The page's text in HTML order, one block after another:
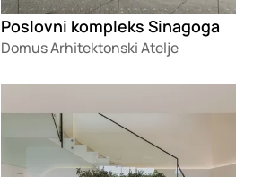
Poslovni kompleks Sinagoga
Domus Arhitektonski Atelje